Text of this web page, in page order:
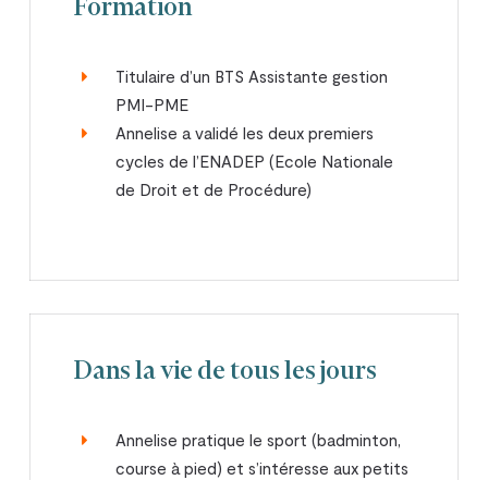
Formation
Titulaire d’un BTS Assistante gestion
PMI-PME
Annelise a validé les deux premiers
cycles de l’ENADEP (Ecole Nationale
de Droit et de Procédure)
Dans la vie de tous les jours
Annelise pratique le sport (badminton,
course à pied) et s’intéresse aux petits